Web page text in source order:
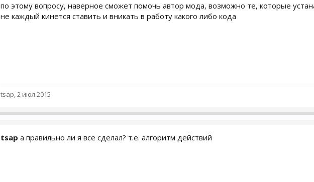
по этому вопросу, наверное сможет помочь автор мода, возможно те, которые
не каждый кинется ставить и вникать в работу какого либо кода
tsap,2 июл 2015
tsap а правильно ли я все сделал? т.е. алгоритм действий